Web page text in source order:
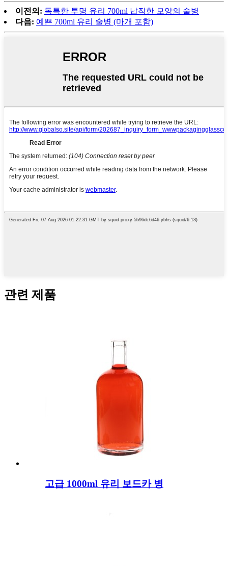
이전의: 독특한 투명 유리 700ml 납작한 모양의 술병
다음: 예쁜 700ml 유리 술병 (마개 포함)
관련 제품
고급 1000ml 유리 보드카 병